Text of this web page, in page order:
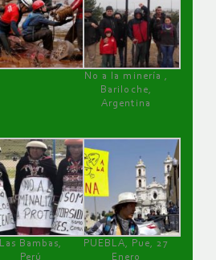
No a la minería ,
Bariloche,
Argentina
Las Bambas,
Perú
PUEBLA, Pue, 27
Enero